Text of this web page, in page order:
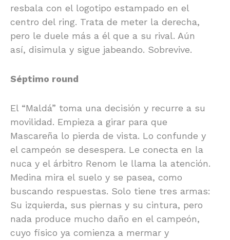
resbala con el logotipo estampado en el
centro del ring. Trata de meter la derecha,
pero le duele más a él que a su rival. Aún
así, disimula y sigue jabeando. Sobrevive.
Séptimo round
El “Maldá” toma una decisión y recurre a su
movilidad. Empieza a girar para que
Mascareña lo pierda de vista. Lo confunde y
el campeón se desespera. Le conecta en la
nuca y el árbitro Renom le llama la atención.
Medina mira el suelo y se pasea, como
buscando respuestas. Solo tiene tres armas:
Su izquierda, sus piernas y su cintura, pero
nada produce mucho daño en el campeón,
cuyo físico ya comienza a mermar y